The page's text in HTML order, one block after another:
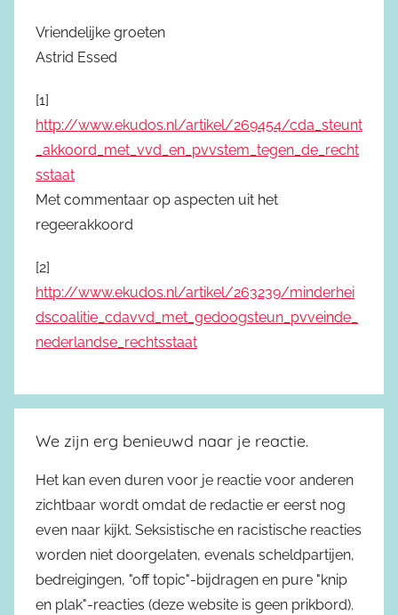
Vriendelijke groeten
Astrid Essed
[1]
http://www.ekudos.nl/artikel/269454/cda_steunt
_akkoord_met_vvd_en_pvvstem_tegen_de_recht
sstaat
Met commentaar op aspecten uit het
regeerakkoord
[2]
http://www.ekudos.nl/artikel/263239/minderhei
dscoalitie_cdavvd_met_gedoogsteun_pvveinde_
nederlandse_rechtsstaat
We zijn erg benieuwd naar je reactie.
Het kan even duren voor je reactie voor anderen
zichtbaar wordt omdat de redactie er eerst nog
even naar kijkt. Seksistische en racistische reacties
worden niet doorgelaten, evenals scheldpartijen,
bedreigingen, "off topic"-bijdragen en pure "knip
en plak"-reacties (deze website is geen prikbord).